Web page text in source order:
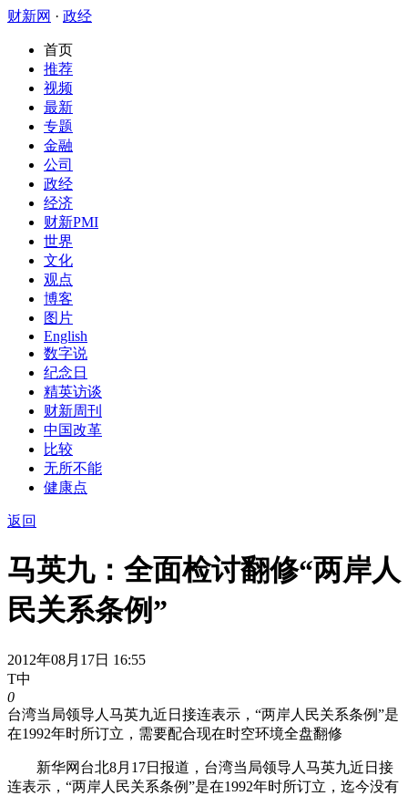
财新网 · 政经
首页
推荐
视频
最新
专题
金融
公司
政经
经济
财新PMI
世界
文化
观点
博客
图片
English
数字说
纪念日
精英访谈
财新周刊
中国改革
比较
无所不能
健康点
返回
马英九：全面检讨翻修“两岸人
民关系条例”
2012年08月17日 16:55
T中
0
台湾当局领导人马英九近日接连表示，“两岸人民关系条例”是
在1992年时所订立，需要配合现在时空环境全盘翻修
新华网台北8月17日报道，台湾当局领导人马英九近日接
连表示，“两岸人民关系条例”是在1992年时所订立，迄今没有